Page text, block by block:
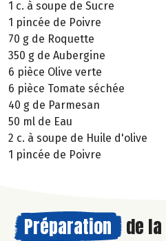
1 c. à soupe de Sucre
1 pincée de Poivre
70 g de Roquette
350 g de Aubergine
6 pièce Olive verte
6 pièce Tomate séchée
40 g de Parmesan
50 ml de Eau
2 c. à soupe de Huile d'olive
1 pincée de Poivre
Préparation de la